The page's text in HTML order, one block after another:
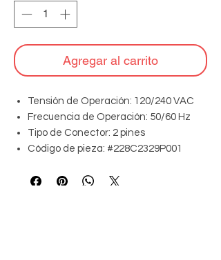
Agregar al carrito
Tensión de Operación: 120/240 VAC
Frecuencia de Operación: 50/60 Hz
Tipo de Conector: 2 pines
Código de pieza: #228C2329P001